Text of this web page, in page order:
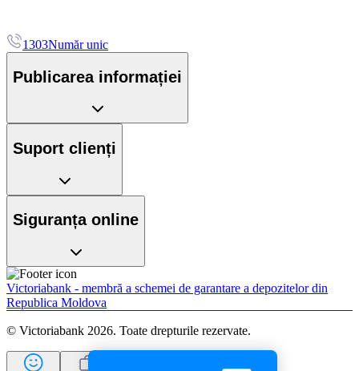
1303Număr unic
Publicarea informației
Suport clienți
Siguranța online
Victoriabank - membră a schemei de garantare a depozitelor din
Republica Moldova
© Victoriabank 2026. Toate drepturile rezervate.